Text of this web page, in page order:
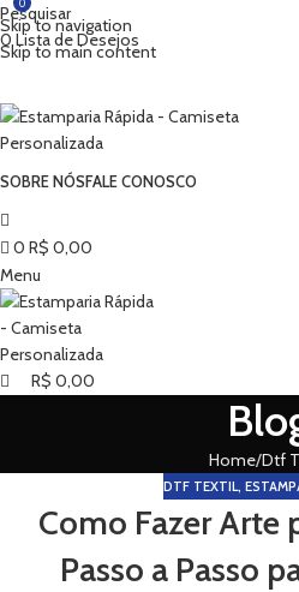
Skip to navigation
Skip to main content
Pesquisar
0Lista de Desejos
SOBRE NÓSFALE CONOSCO
0 R$ 0,00
Menu
0
R$ 0,00
Home Dtf
DTF TEXTIL,
Como Fazer Arte
Passo a Passo